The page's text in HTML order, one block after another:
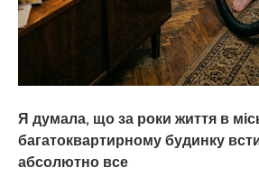
Я думала, що за роки життя в
багатоквартирному будинку
абсолютно все